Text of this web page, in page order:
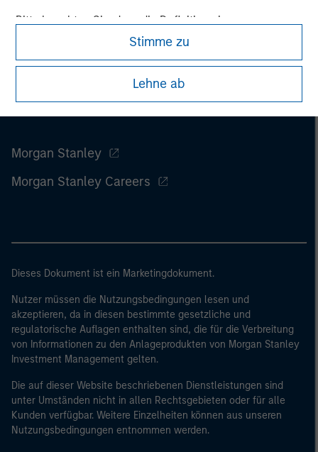
Bitte beachten Sie, dass die Definition eines
professionellen Anlegers von der Definition der
dem aus auf die Website zugegriffen wird.
Stimme zu
Lehne ab
Morgan Stanley
Morgan Stanley Careers
Dieses Dokument ist ein Marketingdokument.
Nutzer müssen die Nutzungsbedingungen lesen und
akzeptieren, da in diesen bestimmte gesetzliche und
regulatorische Auflagen enthalten sind, die für die Verbreitung
von Informationen zu den Anlageprodukten von Morgan Stanley
Investment Management gelten.
Die auf dieser Website beschriebenen Dienstleistungen sind
unter Umständen nicht in allen Rechtsgebieten oder für alle
Kunden verfügbar. Weitere Einzelheiten können aus unseren
Nutzungsbedingungen entnommen werden.